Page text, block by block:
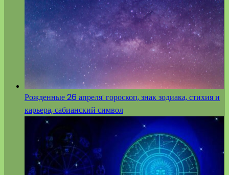
Рожденные 26 апреля: гороскоп, знак зодиака, стихия и
карьера, сабианский символ